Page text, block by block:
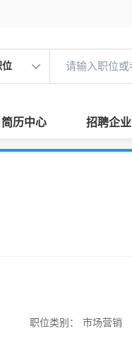
位
简历中心 招聘企业
职位类别：
市场营销